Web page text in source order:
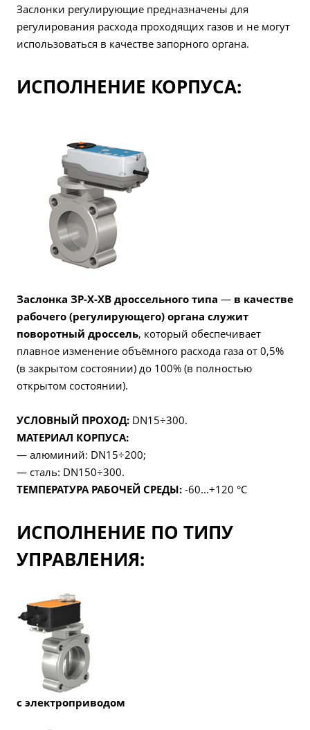
Заслонки регулирующие предназначены для
регулирования расхода проходящих газов и не могут
использоваться в качестве запорного органа.
ИСПОЛНЕНИЕ КОРПУСА:
Заслонка ЗР-Х-ХВ дроссельного типа — в качестве
рабочего (регулирующего) органа служит
поворотный дроссель, который обеспечивает
плавное изменение объёмного расхода газа от 0,5%
(в закрытом состоянии) до 100% (в полностью
открытом состоянии).
УСЛОВНЫЙ ПРОХОД: DN15÷300.
МАТЕРИАЛ КОРПУСА:
— алюминий: DN15÷200;
— сталь: DN150÷300.
ТЕМПЕРАТУРА РАБОЧЕЙ СРЕДЫ: -60...+120 °C
ИСПОЛНЕНИЕ ПО ТИПУ
УПРАВЛЕНИЯ:
с электроприводом